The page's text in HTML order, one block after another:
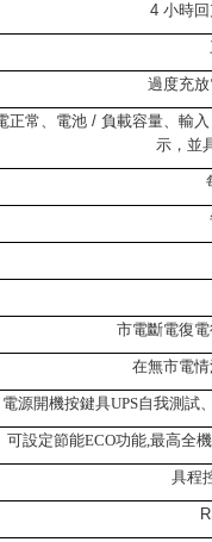
4 小時
過度充
正常、電池/ 負載容量、輸入
示，並
市電斷電復
在無市電
電源開機按鍵具UPS自我測試
可設定節能ECO功能,最高全
具程